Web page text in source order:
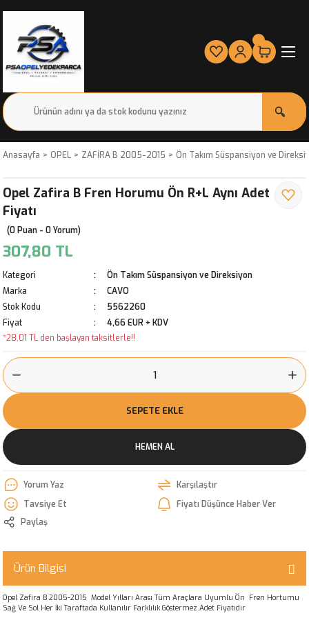
Anasayfa OPEL ZAFİRA B 2005-2015 Ön Takım Süspansiyon ve
Opel Zafira B Fren Horumu Ön R+L Aynı Adet
Fiyatı
(0 Puan - 0 Yorum)
307,80 TL
Kategori
Ön Takım Süspansiyon ve Direksiyon
Marka
CAVO
Stok Kodu
5562260
Fiyat
4,66 EUR + KDV
*28,01 TL den başlayan taksitlerle!!
SEPETE EKLE
HEMEN AL
Yorum Yaz
Karşılaştır
Tavsiye Et
Fiyatı Düşünce Haber Ver
Paylaş
Ürün Bilgisi
Opel Zafira B 2005-2015 Model Yılları Arası Tüm Araçlara Uyumlu Ön Fren Hortumu
Sağ Ve Sol Her İki Taraftada Kullanılır Farklılık Göstermez.Adet Fiyatıdır